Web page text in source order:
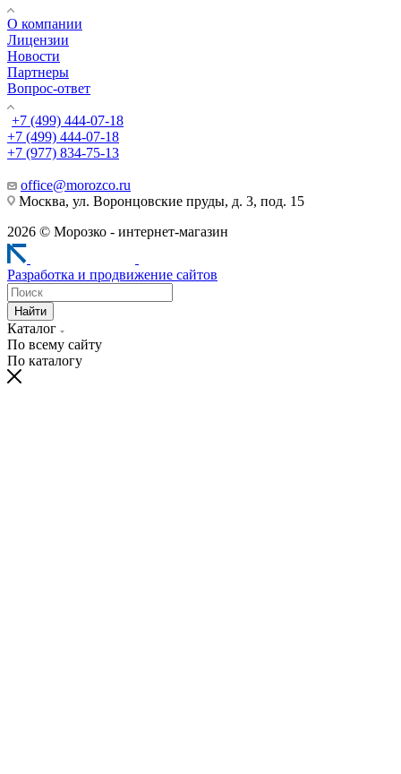
О компании
Лицензии
Новости
Партнеры
Вопрос-ответ
+7 (499) 444-07-18
+7 (499) 444-07-18
+7 (977) 834-75-13
office@morozco.ru
Москва, ул. Воронцовские пруды, д. 3, под. 15
2026 © Морозко - интернет-магазин
Разработка и продвижение сайтов
Найти
Каталог
По всему сайту
По каталогу